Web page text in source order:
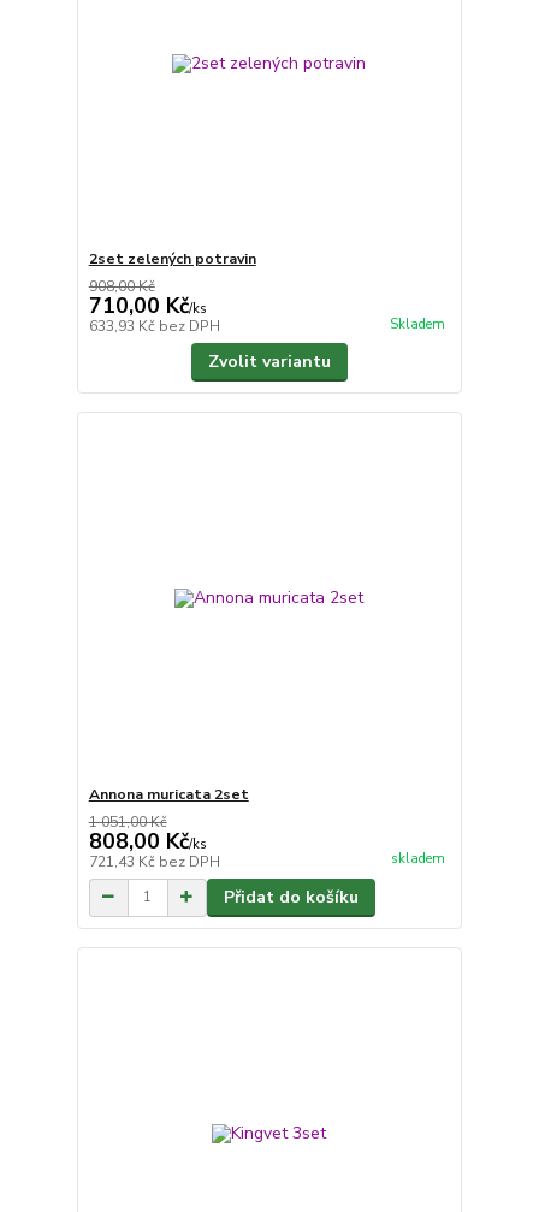
2set zelených potravin
908,00 Kč
710,00 Kč/ks
633,93 Kč bez DPH Skladem
Zvolit variantu
Annona muricata 2set
1 051,00 Kč
808,00 Kč/ks
721,43 Kč bez DPH skladem
Přidat do košíku